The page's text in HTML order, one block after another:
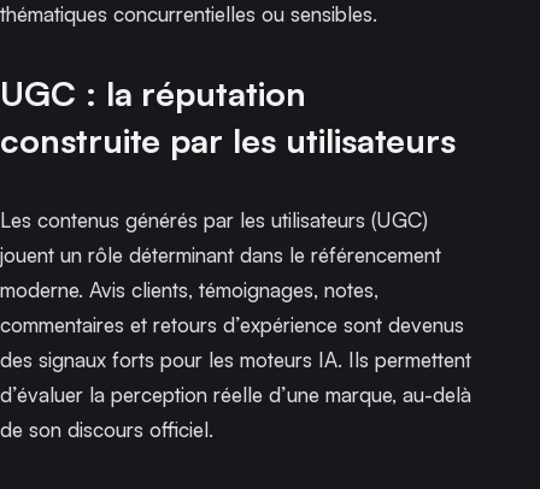
thématiques concurrentielles ou sensibles.
UGC : la réputation
construite par les utilisateurs
Les contenus générés par les utilisateurs (UGC)
jouent un rôle déterminant dans le référencement
moderne. Avis clients, témoignages, notes,
commentaires et retours d’expérience sont devenus
des signaux forts pour les moteurs IA. Ils permettent
d’évaluer la perception réelle d’une marque, au-delà
de son discours officiel.